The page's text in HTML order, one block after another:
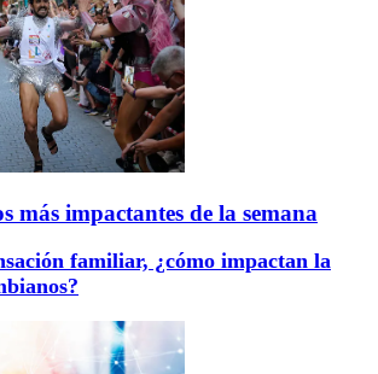
más impactantes de la semana
familiar, ¿cómo impactan la